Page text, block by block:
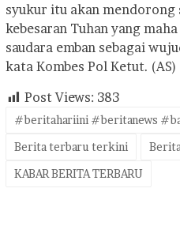
syukur itu akan mendorong
kebesaran Tuhan yang
saudara emban sebagai
kata Kombes Pol Ketut. (AS)
Post Views: 383
#beritahariini #beritanews
Berita terbaru terkini
KABAR BERITA TERBARU